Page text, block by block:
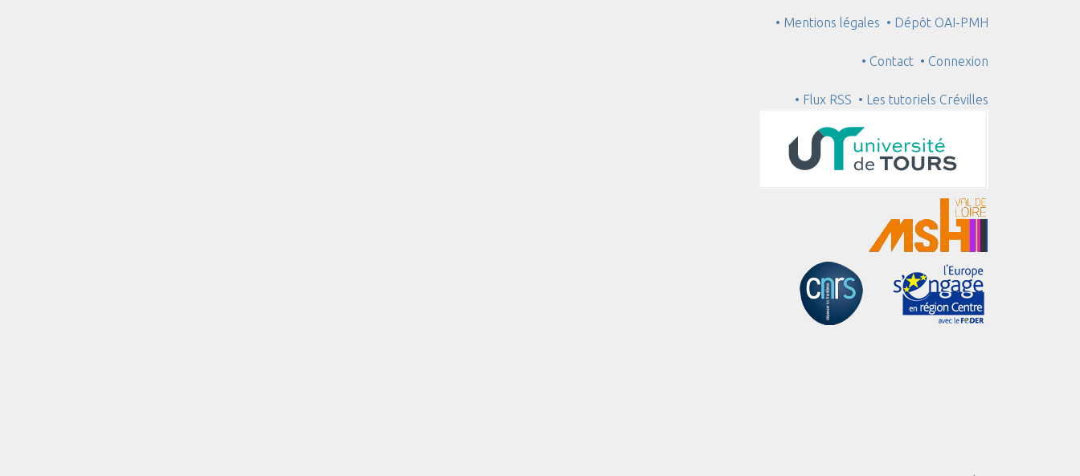
• Mentions légales • Dépôt OAI-PMH
• Contact • Connexion
• Flux RSS • Les tutoriels Crévilles